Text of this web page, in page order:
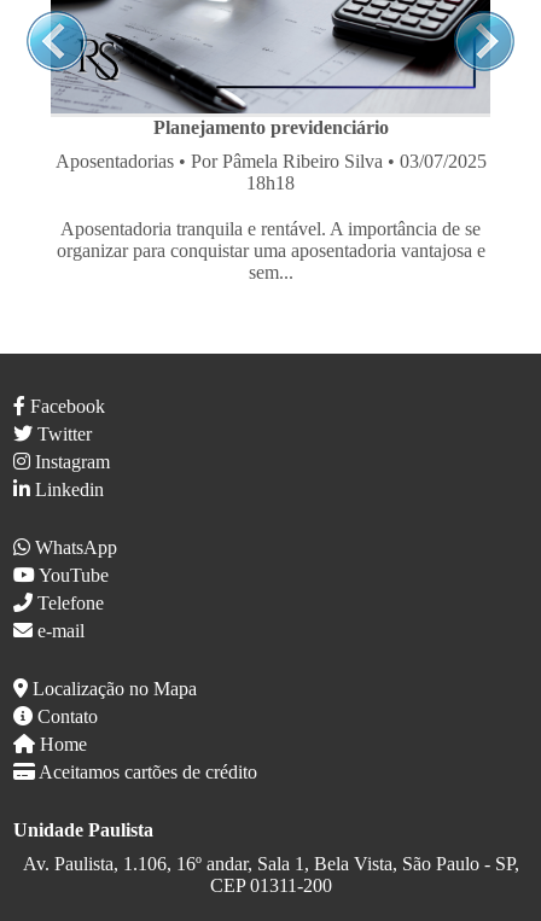
Indicadores do CNIS: Guia completo e atualizado
Planejamento Previdenciário• Por Pâmela Ribeiro Silva •
03/08/2026 22h21
Entenda o significado de todos os indicadores do CNIS,
saiba quando eles impedem o reconhecimento de tempo
de...
Facebook
Twitter
Instagram
Linkedin
WhatsApp
YouTube
Telefone
e-mail
Localização no Mapa
Contato
Home
Aceitamos cartões de crédito
Unidade Paulista
Av. Paulista, 1.106, 16º andar, Sala 1, Bela Vista, São Paulo - SP,
CEP 01311-200